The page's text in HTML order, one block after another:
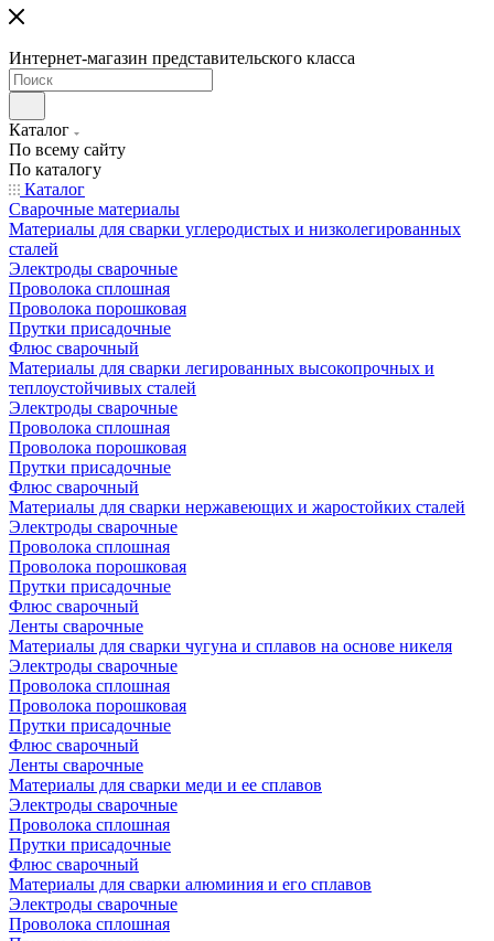
Интернет-магазин представительского класса
Каталог
По всему сайту
По каталогу
Каталог
Сварочные материалы
Материалы для сварки углеродистых и низколегированных
сталей
Электроды сварочные
Проволока сплошная
Проволока порошковая
Прутки присадочные
Флюс сварочный
Материалы для сварки легированных высокопрочных и
теплоустойчивых сталей
Электроды сварочные
Проволока сплошная
Проволока порошковая
Прутки присадочные
Флюс сварочный
Материалы для сварки нержавеющих и жаростойких сталей
Электроды сварочные
Проволока сплошная
Проволока порошковая
Прутки присадочные
Флюс сварочный
Ленты сварочные
Материалы для сварки чугуна и сплавов на основе никеля
Электроды сварочные
Проволока сплошная
Проволока порошковая
Прутки присадочные
Флюс сварочный
Ленты сварочные
Материалы для сварки меди и ее сплавов
Электроды сварочные
Проволока сплошная
Прутки присадочные
Флюс сварочный
Материалы для сварки алюминия и его сплавов
Электроды сварочные
Проволока сплошная